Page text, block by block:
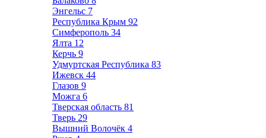
Энгельс 7
Республика Крым 92
Симферополь 34
Ялта 12
Керчь 9
Удмуртская Республика 83
Ижевск 44
Глазов 9
Можга 6
Тверская область 81
Тверь 29
Вышний Волочёк 4